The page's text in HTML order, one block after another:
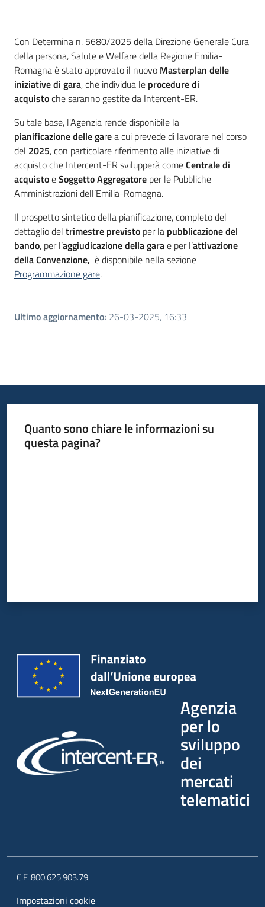
English
site
Seguici
su
Introduzione
Con Determina n. 5680/2025 della Direzione Generale Cura
della persona, Salute e Welfare della Regione Emilia-
Romagna è stato approvato il nuovo Masterplan delle
iniziative di gara, che individua le procedure di
acquistoche saranno gestite da Intercent-ER.
Su tale base, l'Agenzia rende disponibile la
pianificazione delle garea cui prevede di lavorare nel corso
del 2025, con particolare riferimento alle iniziative di
acquisto che Intercent-ER svilupperà comeCentrale di
acquistoeSoggetto Aggregatore per le Pubbliche
Amministrazioni dell’Emilia-Romagna.
Il prospetto sintetico della pianificazione, completo del
dettaglio del trimestre previsto per la pubblicazione del
bando, per l’aggiudicazione della garae per l’attivazione
della Convenzione, è disponibile nella sezione
Programmazione gare.
Ultimo aggiornamento: 26-03-2025, 16:33
Quanto sono chiare le informazioni su
questa pagina?
Agenzia
per lo
sviluppo
dei
mercati
telematici
C.F. 800.625.903.79
Impostazioni cookie